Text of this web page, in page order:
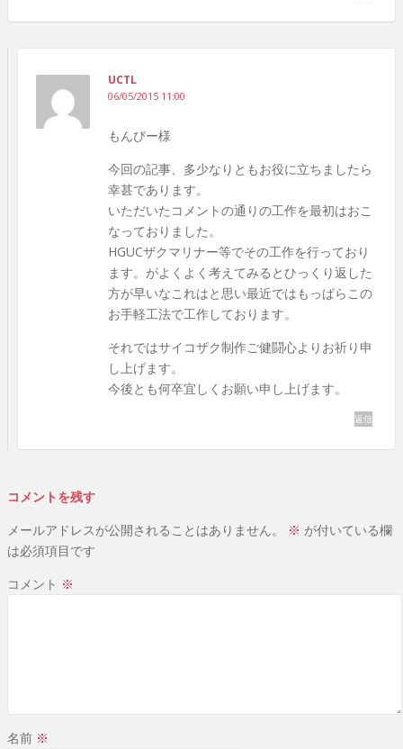
UCTL
06/05/2015 11:00
もんびー様
今回の記事、多少なりともお役に立ちましたら
幸甚であります。
いただいたコメントの通りの工作を最初はおこ
なっておりました。
HGUCザクマリナー等でその工作を行っており
ます。がよくよく考えてみるとひっくり返した
方が早いなこれはと思い最近ではもっぱらこの
お手軽工法で工作しております。
それではサイコザク制作ご健闘心よりお祈り申
し上げます。
今後とも何卒宜しくお願い申し上げます。
返信
コメントを残す
メールアドレスが公開されることはありません。
※ が付いている欄
は必須項目です
コメント ※
名前 ※